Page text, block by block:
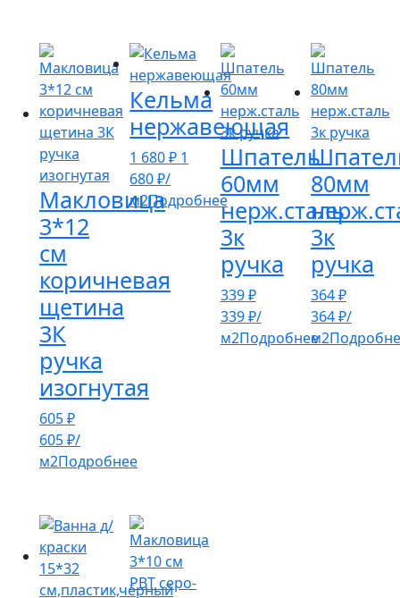
Макловица
3*12
см
коричневая
щетина
3К
ручка
изогнутая
605₽
605₽/
м2Подробнее
Кельма
нержавеющая
1 680₽ 1
680₽/
м2Подробнее
Шпатель
60мм
нерж.сталь
3к
ручка
339₽
339₽/
м2Подробнее
80мм
3к
ручка
364₽
364₽/
м2